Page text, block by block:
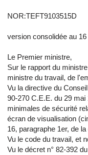
NOR:TEFT9103515D
version consolidée au
Le Premier ministre,
Sur le rapport du
ministre du travail, de
Vu la directive du
90-270 C.E.E. du 29
minimales de sécurité
écran de visualisation
16, paragraphe 1er, de
Vu le code du travail, et
Vu le décret n° 82-392